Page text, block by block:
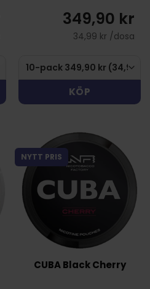
349,90 kr
34,99 kr /dosa
KÖP
NYTT PRIS
CUBA Black Cherry